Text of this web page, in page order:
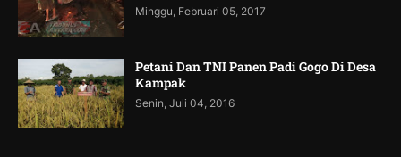
Minggu, Februari 05, 2017
Petani Dan TNI Panen Padi Gogo Di Desa
Kampak
Senin, Juli 04, 2016